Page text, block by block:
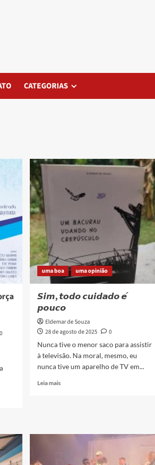
CATEGORIAS
0
uma boa uma opinião
𝙎𝙞𝙢, 𝙩𝙤𝙙𝙤 𝙘𝙪𝙞𝙙𝙖𝙙𝙤 𝙚́
𝙥𝙤𝙪𝙘𝙤
Eldemar de Souza
28 de agosto de 2025
0
Nunca tive o menor saco para assistir
à televisão. Na moral, mesmo, eu
nunca tive um aparelho de TV em...
Leia maisRead